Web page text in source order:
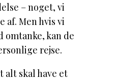
– noget, vi
af. Men hvis vi
kan de
rejse.
alt skal have et